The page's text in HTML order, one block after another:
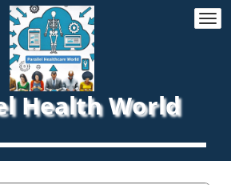
Health World